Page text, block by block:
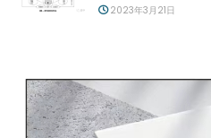
2023年3月21日